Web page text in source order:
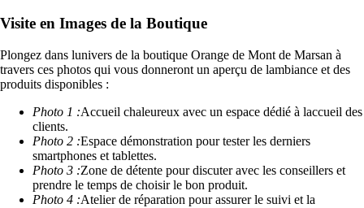
Visite en Images de la Boutique
Plongez dans lunivers de la boutique Orange de Mont de Marsan à
travers ces photos qui vous donneront un aperçu de lambiance et des
produits disponibles :
Photo 1 :Accueil chaleureux avec un espace dédié à laccueil des
clients.
Photo 2 :Espace démonstration pour tester les derniers
smartphones et tablettes.
Photo 3 :Zone de détente pour discuter avec les conseillers et
prendre le temps de choisir le bon produit.
Photo 4 :Atelier de réparation pour assurer le suivi et la